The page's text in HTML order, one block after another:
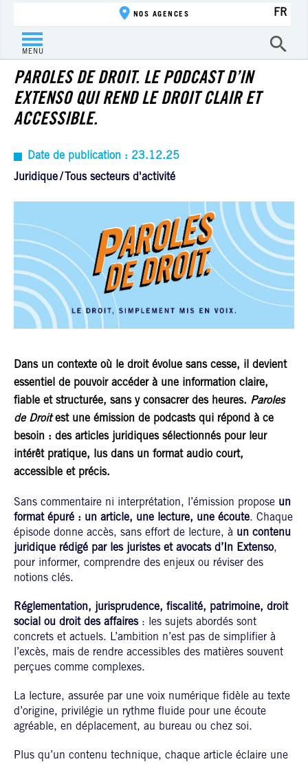
MENU
NOS AGENCES FR
ACTUALITÉ
PAROLES DE DROIT. LE PODCAST D’IN
EXTENSO QUI REND LE DROIT CLAIR ET
ACCESSIBLE.
Date de publication : 23.12.25
Juridique
Tous secteurs d'activité
Dans un contexte où le droit évolue sans cesse, il devient
essentiel de pouvoir accéder à une information claire,
fiable et structurée, sans y consacrer des heures. Paroles
de Droitest une émission de podcasts qui répond à ce
besoin : des articles juridiques sélectionnés pour leur
intérêt pratique, lus dans un format audio court,
accessible et précis.
Sans commentaire ni interprétation, l’émission propose un
format épuré : un article, une lecture, une écoute. Chaque
épisode donne accès, sans effort de lecture, à un contenu
juridique rédigé par les juristes et avocats d’In Extenso,
pour informer, comprendre des enjeux ou réviser des
notions clés.
Réglementation, jurisprudence, fiscalité, patrimoine, droit
social ou droit des affaires: les sujets abordés sont
concrets et actuels. L’ambition n’est pas de simplifier à
l’excès, mais de rendre accessibles des matières souvent
perçues comme complexes.
La lecture, assurée par une voix numérique fidèle au texte
d’origine, privilégie un rythme fluide pour une écoute
agréable, en déplacement, au bureau ou chez soi.
Plus qu’un contenu technique, chaque article éclaire une